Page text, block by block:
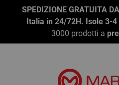
SPEDIZIONE GRATUITA
Italia in 24/72H. Isole 3-
3000 prodotti a